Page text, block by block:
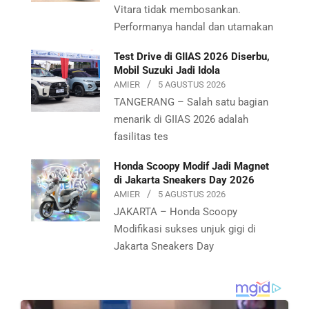
Vitara tidak membosankan.
Performanya handal dan utamakan
Test Drive di GIIAS 2026 Diserbu,
Mobil Suzuki Jadi Idola
AMIER 5 AGUSTUS 2026
TANGERANG – Salah satu bagian
menarik di GIIAS 2026 adalah
fasilitas tes
Honda Scoopy Modif Jadi Magnet
di Jakarta Sneakers Day 2026
AMIER 5 AGUSTUS 2026
JAKARTA – Honda Scoopy
Modifikasi sukses unjuk gigi di
Jakarta Sneakers Day